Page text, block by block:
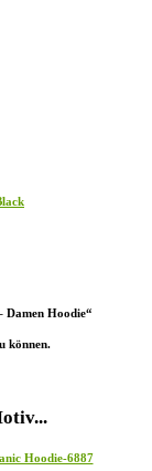
Damen Hoodie“
können.